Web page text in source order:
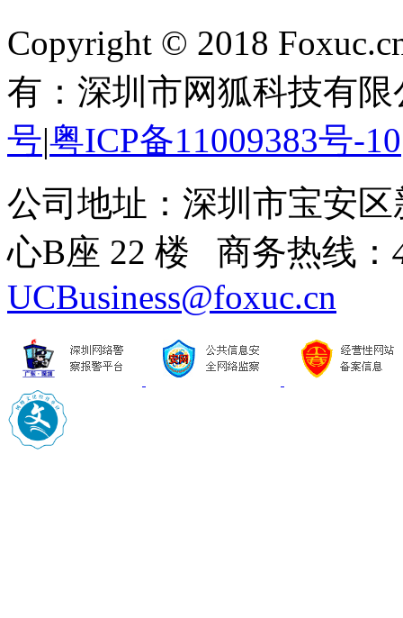
Copyright © 2018
有：深圳市网狐科技有限
号|粤ICP备11009383号-10
公司地址：深圳市宝安
心B座 22 楼 商务热线：
UCBusiness@foxuc.cn